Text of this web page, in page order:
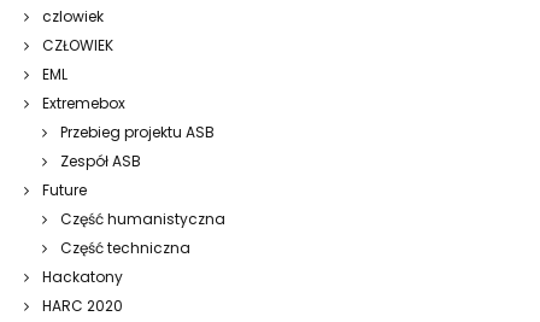
czlowiek
CZŁOWIEK
EML
Extremebox
Przebieg projektu ASB
Zespół ASB
Future
Część humanistyczna
Część techniczna
Hackatony
HARC 2020